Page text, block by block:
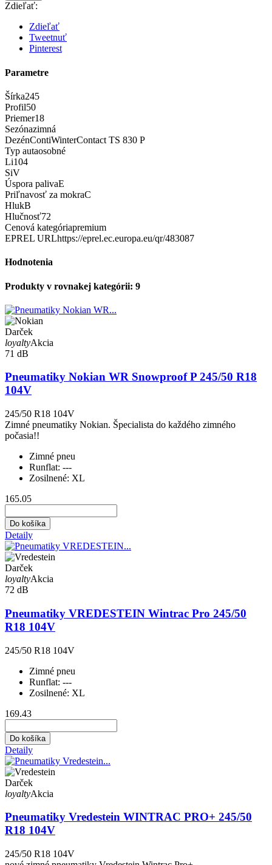
Zdieľať:
Zdieľať
Tweetnuť
Pinterest
Parametre
Šírka245
Profil50
Priemer18
Sezónazimná
DezénContiWinterContact TS 830 P
Typ autaosobné
Li104
SiV
Úspora palivaE
Priľnavosť za mokraC
HlukB
Hlučnosť72
Cenová kategóriapremium
EPREL URLhttps://eprel.ec.europa.eu/qr/483087
Hodnotenia
Produkty v rovnakej kategórii: 9
Darček
loyaltyAkcia
71 dB
Pneumatiky Nokian WR Snowproof P 245/50 R18
104V
245/50 R18 104V
Zimné pneumatiky Nokian. Špecialista do každého zimného
počasia!!
Zimné pneu
Runflat: ---
Zosilnené: XL
165.05
Do košíka
Detaily
Darček
loyaltyAkcia
72 dB
Pneumatiky VREDESTEIN Wintrac Pro 245/50
R18 104V
245/50 R18 104V
Zimné pneu
Runflat: ---
Zosilnené: XL
169.43
Do košíka
Detaily
Darček
loyaltyAkcia
Pneumatiky Vredestein WINTRAC PRO+ 245/50
R18 104V
245/50 R18 104V